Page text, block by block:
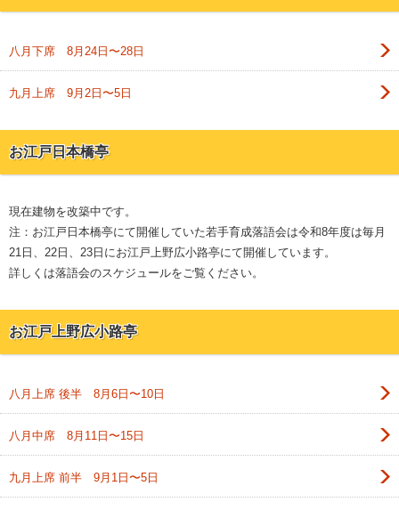
八月下席 8月24日〜28日
九月上席 9月2日〜5日
お江戸日本橋亭
現在建物を改築中です。
注：お江戸日本橋亭にて開催していた若手育成落語会は令和8年度は毎月
21日、22日、23日にお江戸上野広小路亭にて開催しています。
詳しくは落語会のスケジュールをご覧ください。
お江戸上野広小路亭
八月上席 後半 8月6日〜10日
八月中席 8月11日〜15日
九月上席 前半 9月1日〜5日